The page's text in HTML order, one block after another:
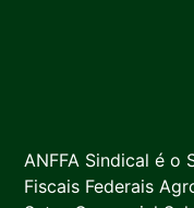
ANFFA Sindical é o
Fiscais Federais